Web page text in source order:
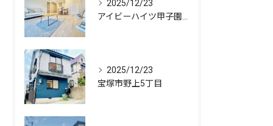
2025/12/23
2025/12/23
宝塚市野上5丁目